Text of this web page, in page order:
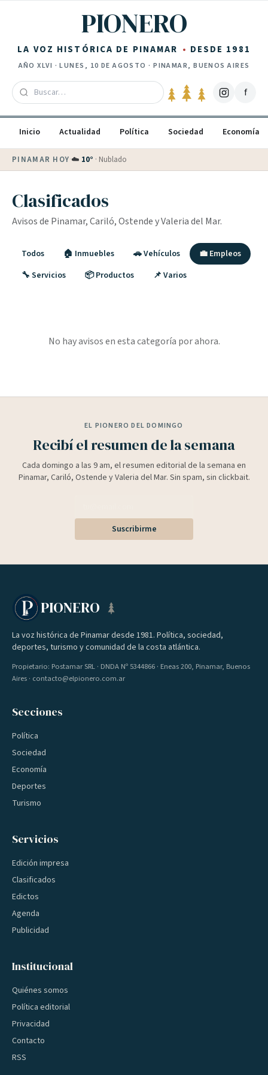
PIONERO
LA VOZ HISTÓRICA DE PINAMAR DESDE 1981
AÑOXLVI ·LUNES, 10 DE AGOSTO · PINAMAR, BUENOS AIRES
f
Inicio Actualidad Política Sociedad Economía
PINAMAR HOY·☁️ 10° · Nublado
Clasificados
Avisos de Pinamar, Cariló, Ostende y Valeria del Mar.
Todos 🏠 Inmuebles 🚗 Vehículos
💼 Empleos
🔧 Servicios
📦 Productos 📌 Varios
No hay avisos en esta categoría por ahora.
EL PIONERO DEL DOMINGO
Recibí el resumen de la semana
Cada domingo a las 9 am, el resumen editorial de la semana en
Pinamar, Cariló, Ostende y Valeria del Mar. Sin spam, sin clickbait.
Suscribirme
PIONERO
La voz histórica de Pinamar desde 1981. Política, sociedad,
deportes, turismo y comunidad de la costa atlántica.
Propietario: Postamar SRL · DNDA Nº 5344866 · Eneas 200, Pinamar, Buenos
Aires · contacto@elpionero.com.ar
Secciones
Política
Sociedad
Economía
Deportes
Turismo
Servicios
Edición impresa
Clasificados
Edictos
Agenda
Publicidad
Institucional
Quiénes somos
Política editorial
Privacidad
Contacto
RSS